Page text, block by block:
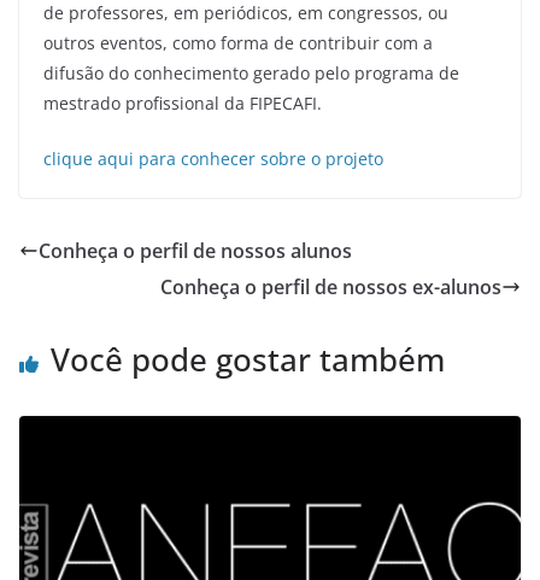
de professores, em periódicos, em congressos, ou
outros eventos, como forma de contribuir com a
difusão do conhecimento gerado pelo programa de
mestrado profissional da FIPECAFI.
clique aqui para conhecer sobre o projeto
Conheça o perfil de nossos alunos
Conheça o perfil de nossos ex-alunos
Você pode gostar também